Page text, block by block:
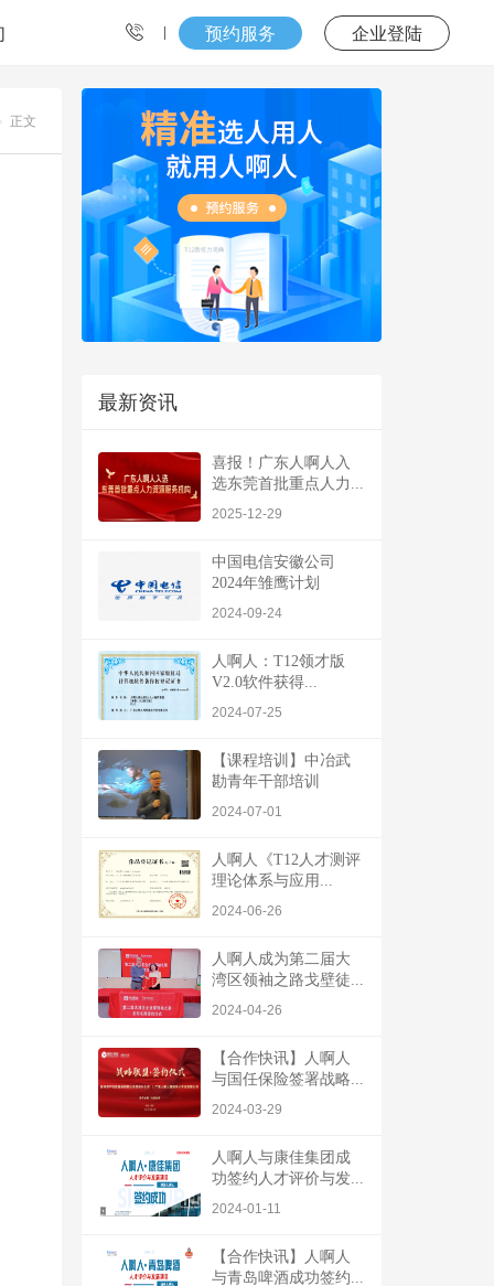
预约服务 企业登陆
正文
最新资讯
喜报！广东人啊人入
选东莞首批重点人力...
2025-12-29
中国电信安徽公司
2024年雏鹰计划
2024-09-24
人啊人：T12领才版
V2.0软件获得...
2024-07-25
【课程培训】中冶武
勘青年干部培训
2024-07-01
人啊人《T12人才测评
理论体系与应用...
2024-06-26
人啊人成为第二届大
湾区领袖之路戈壁徒...
2024-04-26
【合作快讯】人啊人
与国任保险签署战略...
2024-03-29
人啊人与康佳集团成
功签约人才评价与发...
2024-01-11
【合作快讯】人啊人
与青岛啤酒成功签约...